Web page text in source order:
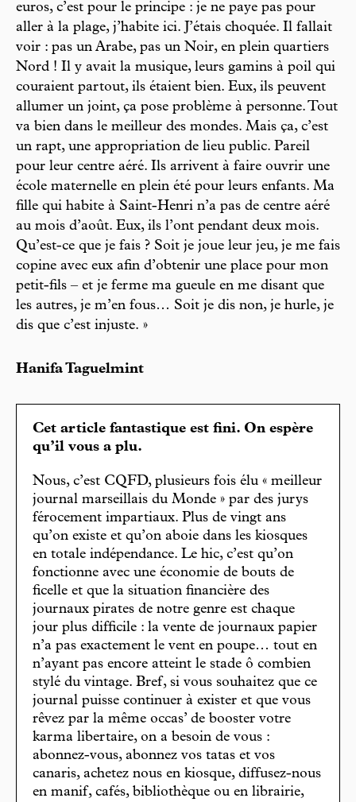
euros, c’est pour le principe : je ne paye pas pour
aller à la plage, j’habite ici. J’étais choquée. Il fallait
voir : pas un Arabe, pas un Noir, en plein quartiers
Nord ! Il y avait la musique, leurs gamins à poil qui
couraient partout, ils étaient bien. Eux, ils peuvent
allumer un joint, ça pose problème à personne. Tout
va bien dans le meilleur des mondes. Mais ça, c’est
un rapt, une appropriation de lieu public. Pareil
pour leur centre aéré. Ils arrivent à faire ouvrir une
école maternelle en plein été pour leurs enfants. Ma
fille qui habite à Saint-Henri n’a pas de centre aéré
au mois d’août. Eux, ils l’ont pendant deux mois.
Qu’est-ce que je fais ? Soit je joue leur jeu, je me fais
copine avec eux afin d’obtenir une place pour mon
petit-fils – et je ferme ma gueule en me disant que
les autres, je m’en fous… Soit je dis non, je hurle, je
dis que c’est injuste. »
Hanifa Taguelmint
Cet article fantastique est fini. On espère
qu’il vous a plu.
Nous, c’est CQFD, plusieurs fois élu « meilleur
journal marseillais du Monde » par des jurys
férocement impartiaux. Plus de vingt ans
qu’on existe et qu’on aboie dans les kiosques
en totale indépendance. Le hic, c’est qu’on
fonctionne avec une économie de bouts de
ficelle et que la situation financière des
journaux pirates de notre genre est chaque
jour plus difficile : la vente de journaux papier
n’a pas exactement le vent en poupe… tout en
n’ayant pas encore atteint le stade ô combien
stylé du vintage. Bref, si vous souhaitez que ce
journal puisse continuer à exister et que vous
rêvez par la même occas’ de booster votre
karma libertaire, on a besoin de vous :
abonnez-vous, abonnez vos tatas et vos
canaris, achetez nous en kiosque, diffusez-nous
en manif, cafés, bibliothèque ou en librairie,